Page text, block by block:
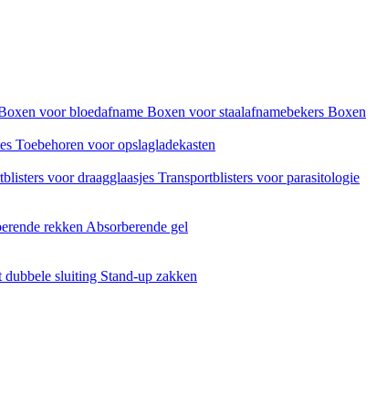
voor bloedafname Boxen voor staalafnamebekers Boxen
Toebehoren voor opslagladekasten
voor draagglaasjes Transportblisters voor parasitologie
rekken Absorberende gel
dubbele sluiting Stand-up zakken